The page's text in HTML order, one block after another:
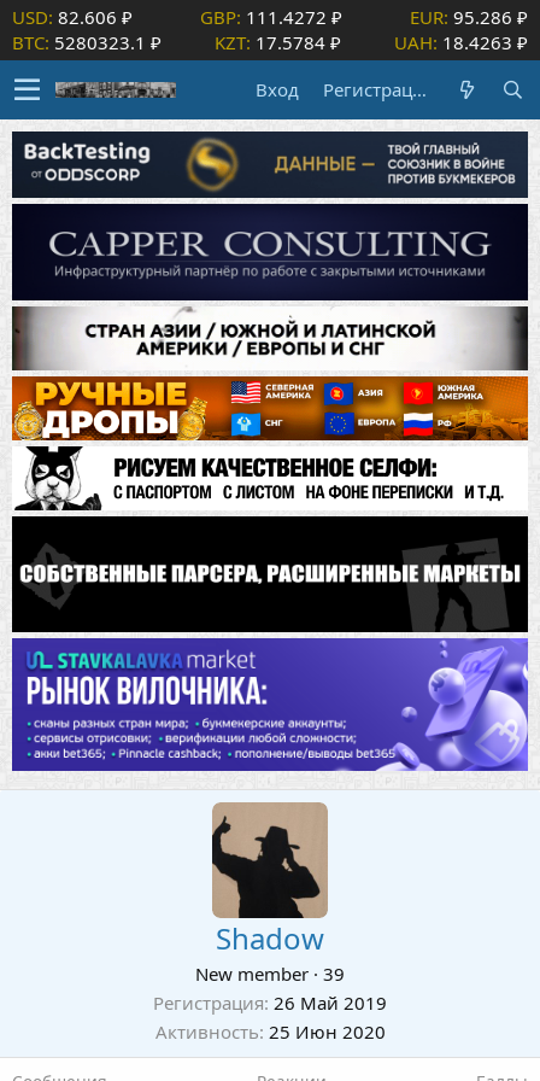
USD: 82.606 ₽ GBP: 111.4272 ₽ EUR: 95.286 ₽
BTC: 5280323.1 ₽ KZT: 17.5784 ₽ UAH: 18.4263 ₽
Вход
Регистрация
Shadow
New member · 39
Регистрация 26 Май 2019
Активность 25 Июн 2020